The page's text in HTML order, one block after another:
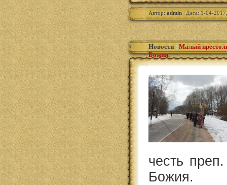
Автор:admin| Дата: 1-04-
Новости : Малый
Божия.|
честь
Божия.